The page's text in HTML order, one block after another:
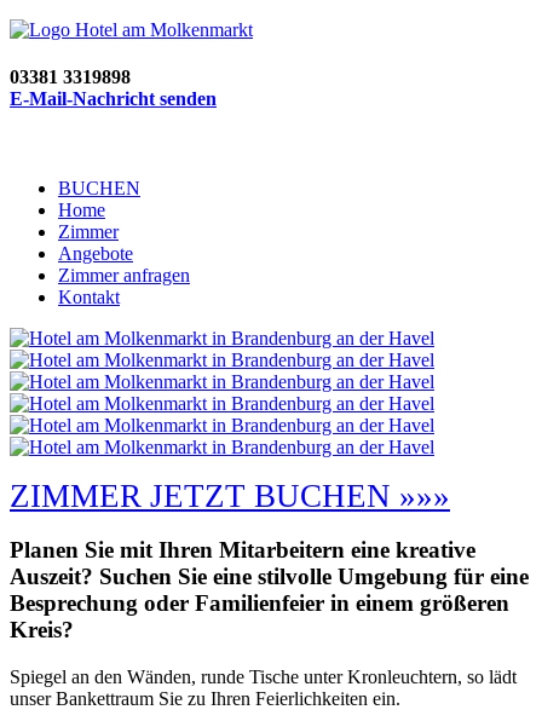
03381 3319898
E-Mail-Nachricht senden
BUCHEN
Home
Zimmer
Angebote
Zimmer anfragen
Kontakt
ZIMMER JETZT BUCHEN »»»
Planen Sie mit Ihren Mitarbeitern eine kreative
Auszeit? Suchen Sie eine stilvolle Umgebung für eine
Besprechung oder Familienfeier in einem größeren
Kreis?
Spiegel an den Wänden, runde Tische unter Kronleuchtern, so lädt
unser Bankettraum Sie zu Ihren Feierlichkeiten ein.